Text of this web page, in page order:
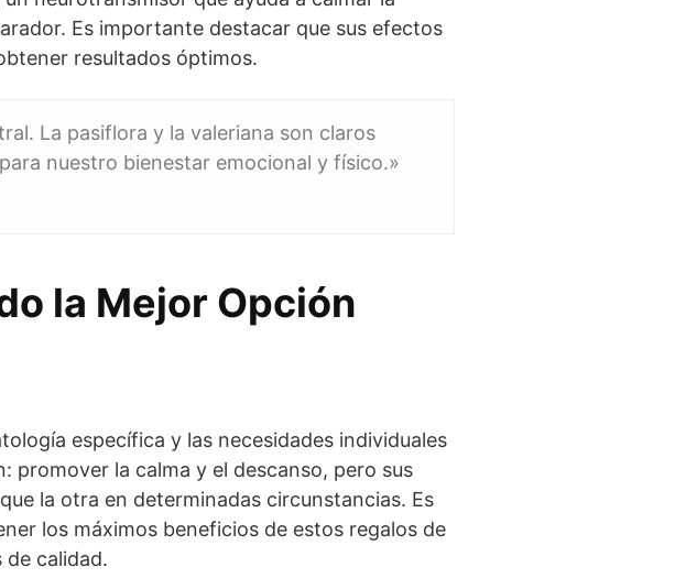
Es importante destacar que sus efectos
resultados óptimos.
La pasiflora y la valeriana son claros
nuestro bienestar emocional y físico.»
la Mejor Opción
específica y las necesidades individuales
promover la calma y el descanso, pero sus
la otra en determinadas circunstancias. Es
los máximos beneficios de estos regalos de
calidad.